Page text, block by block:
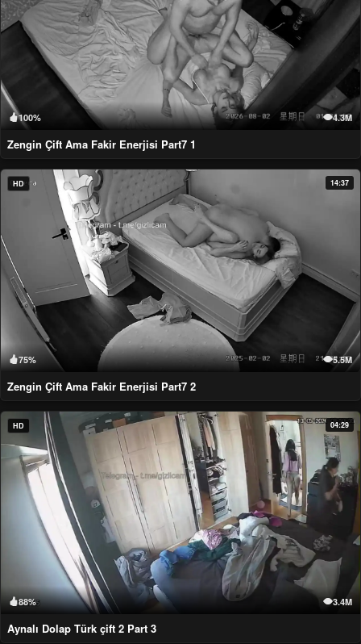
100% 4.3M
Zengin Çift Ama Fakir Enerjisi Part7 1
HD 14:37
75% 5.5M
Zengin Çift Ama Fakir Enerjisi Part7 2
HD 04:29
88% 3.4M
Aynalı Dolap Türk çift 2 Part 3